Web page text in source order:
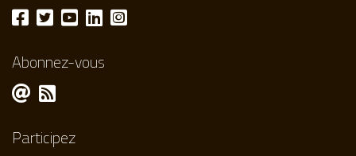
Abonnez-vous
Participez